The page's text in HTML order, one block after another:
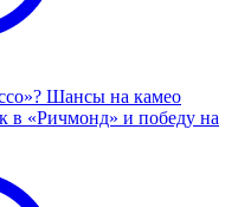
Шансы на камео
в «Ричмонд» и победу на